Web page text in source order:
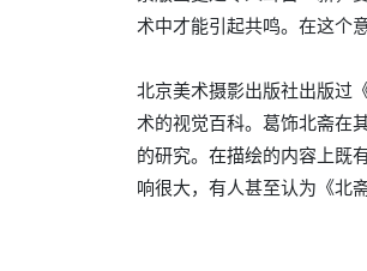
术中才能引起共鸣。在这个
北京美术摄影出版社出版过
术的视觉百科。葛饰北斋在
的研究。在描绘的内容上既
响很大，有人甚至认为《北